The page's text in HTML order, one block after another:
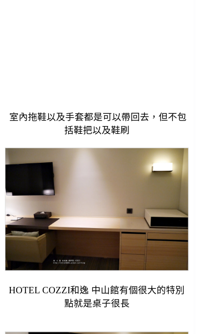
室內拖鞋以及手套都是可以帶回去， 但不包
括鞋把以及鞋刷
HOTEL COZZI和逸 中山館有個很大的特別
點就是桌子很長